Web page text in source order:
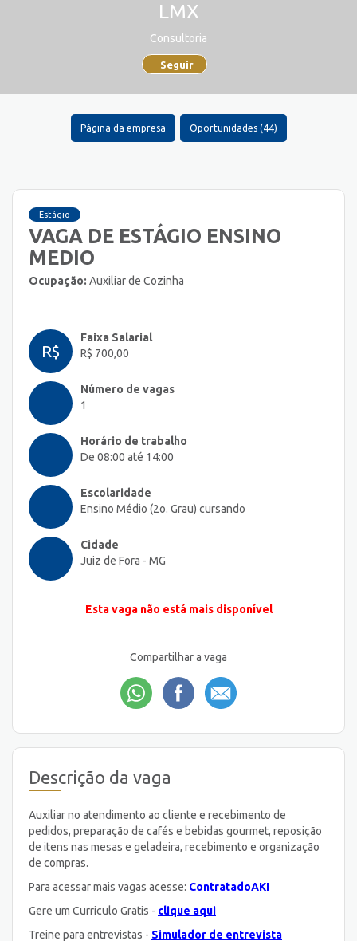
LMX
Consultoria
Seguir
Página da empresa Oportunidades (44)
Estágio
VAGA DE ESTÁGIO ENSINO
MEDIO
Ocupação: Auxiliar de Cozinha
R$
Faixa Salarial
R$ 700,00
Número de vagas
1
Horário de trabalho
De 08:00 até 14:00
Escolaridade
Ensino Médio (2o. Grau) cursando
Cidade
Juiz de Fora - MG
Esta vaga não está mais disponível
Compartilhar a vaga
Descrição da vaga
Auxiliar no atendimento ao cliente e recebimento de
pedidos, preparação de cafés e bebidas gourmet, reposição
de itens nas mesas e geladeira, recebimento e organização
de compras.
Para acessar mais vagas acesse: ContratadoAKI
Gere um Curriculo Gratis - clique aqui
Treine para entrevistas - Simulador de entrevista